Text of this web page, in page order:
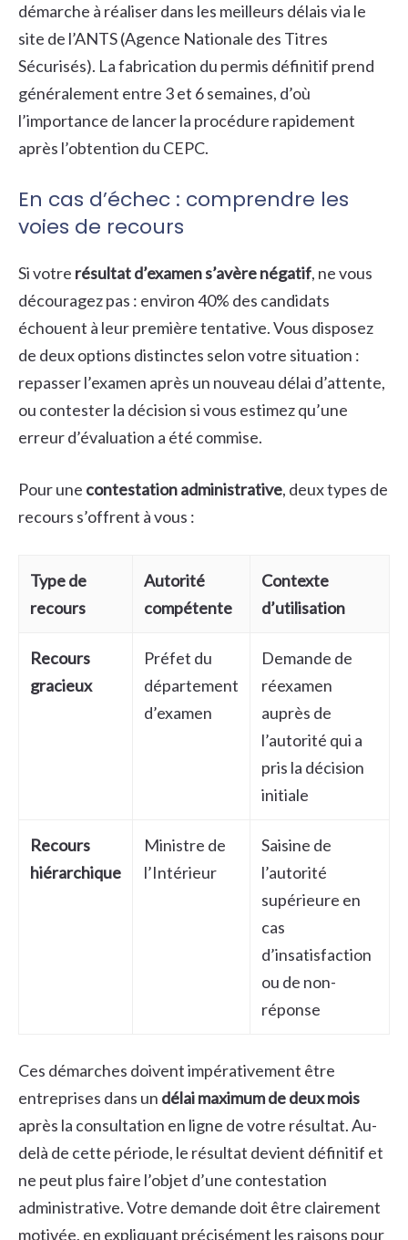
démarche à réaliser dans les meilleurs délais via le
site de l’ANTS (Agence Nationale des Titres
Sécurisés). La fabrication du permis définitif prend
généralement entre 3 et 6 semaines, d’où
l’importance de lancer la procédure rapidement
après l’obtention du CEPC.
En cas d’échec : comprendre les
voies de recours
Si votre résultat d’examen s’avère négatif, ne vous
découragez pas : environ 40% des candidats
échouent à leur première tentative. Vous disposez
de deux options distinctes selon votre situation :
repasser l’examen après un nouveau délai d’attente,
ou contester la décision si vous estimez qu’une
erreur d’évaluation a été commise.
Pour une contestation administrative, deux types de
recours s’offrent à vous :
Type de
recours
Autorité
compétente
Contexte
d’utilisation
Recours
gracieux
Préfet du
département
d’examen
Demande de
réexamen
auprès de
l’autorité qui a
pris la décision
initiale
Recours
hiérarchique
Ministre de
l’Intérieur
Saisine de
l’autorité
supérieure en
cas
d’insatisfaction
ou de non-
réponse
Ces démarches doivent impérativement être
entreprises dans un délai maximum de deux mois
après la consultation en ligne de votre résultat. Au-
delà de cette période, le résultat devient définitif et
ne peut plus faire l’objet d’une contestation
administrative. Votre demande doit être clairement
motivée, en expliquant précisément les raisons pour